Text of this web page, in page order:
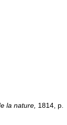
la nature, 1814, p.